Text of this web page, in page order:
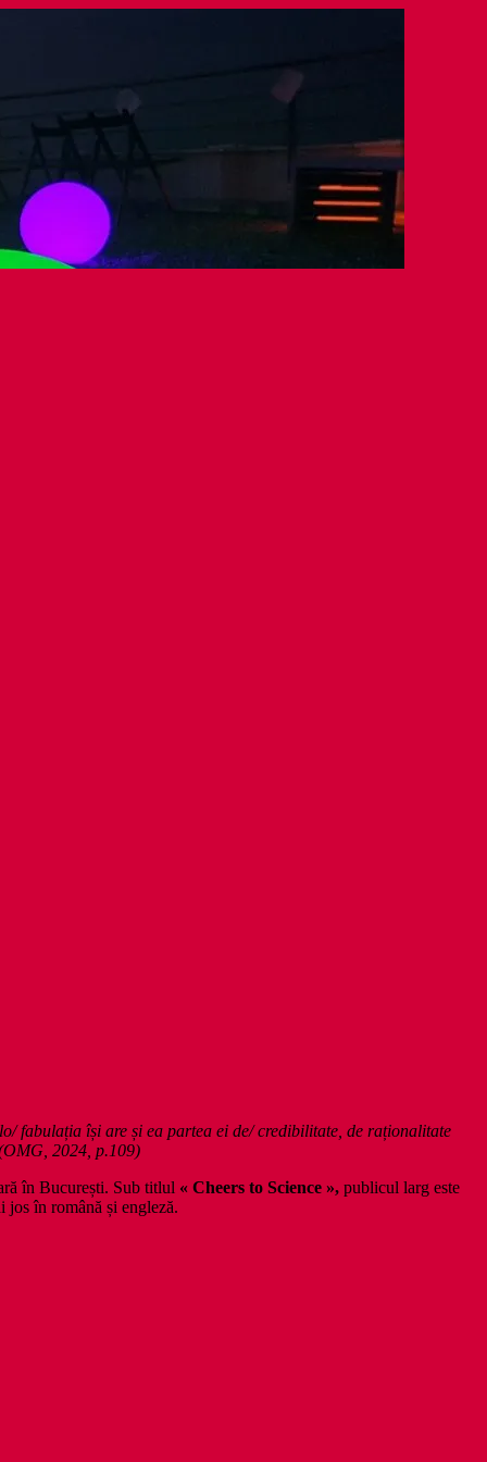
fabulația își are și ea partea ei de/ credibilitate, de raționalitate
2024, p.109)
în București. Sub titlul « Cheers to Science », publicul larg este
jos în română și engleză.